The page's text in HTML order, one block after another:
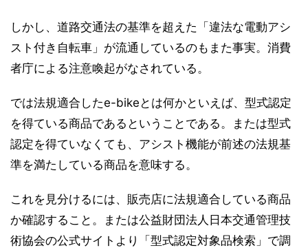
しかし、道路交通法の基準を超えた「違法な電動アシ
スト付き自転車」が流通しているのもまた事実。消費
者庁による注意喚起がなされている。
では法規適合したe-bikeとは何かといえば、型式認定
を得ている商品であるということである。または型式
認定を得ていなくても、アシスト機能が前述の法規基
準を満たしている商品を意味する。
これを見分けるには、販売店に法規適合している商品
か確認すること。または公益財団法人日本交通管理技
術協会の公式サイトより「型式認定対象品検索」で調